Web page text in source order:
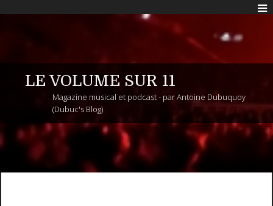
LE VOLUME SUR 11
Magazine musical et podcast - par Antoine Dubuquoy
(Dubuc's Blog)